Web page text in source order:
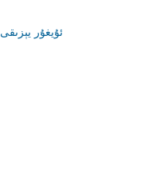
ئۇيغۇر